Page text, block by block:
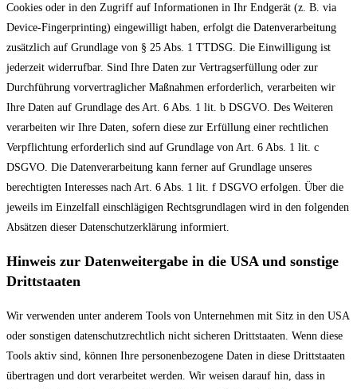
Cookies oder in den Zugriff auf Informationen in Ihr Endgerät (z. B. via
Device-Fingerprinting) eingewilligt haben, erfolgt die Datenverarbeitung
zusätzlich auf Grundlage von § 25 Abs. 1 TTDSG. Die Einwilligung ist
jederzeit widerrufbar. Sind Ihre Daten zur Vertragserfüllung oder zur
Durchführung vorvertraglicher Maßnahmen erforderlich, verarbeiten wir
Ihre Daten auf Grundlage des Art. 6 Abs. 1 lit. b DSGVO. Des Weiteren
verarbeiten wir Ihre Daten, sofern diese zur Erfüllung einer rechtlichen
Verpflichtung erforderlich sind auf Grundlage von Art. 6 Abs. 1 lit. c
DSGVO. Die Datenverarbeitung kann ferner auf Grundlage unseres
berechtigten Interesses nach Art. 6 Abs. 1 lit. f DSGVO erfolgen. Über die
jeweils im Einzelfall einschlägigen Rechtsgrundlagen wird in den folgenden
Absätzen dieser Datenschutzerklärung informiert.
Hinweis zur Datenweitergabe in die USA und sonstige
Drittstaaten
Wir verwenden unter anderem Tools von Unternehmen mit Sitz in den USA
oder sonstigen datenschutzrechtlich nicht sicheren Drittstaaten. Wenn diese
Tools aktiv sind, können Ihre personenbezogene Daten in diese Drittstaaten
übertragen und dort verarbeitet werden. Wir weisen darauf hin, dass in